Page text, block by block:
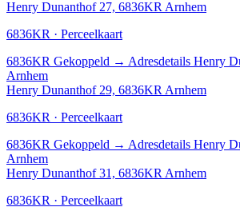
Henry Dunanthof 27, 6836KR Arnhem
6836KR · Perceelkaart
6836KR Gekoppeld → Adresdetails Henry
Arnhem
Henry Dunanthof 29, 6836KR Arnhem
6836KR · Perceelkaart
6836KR Gekoppeld → Adresdetails Henry
Arnhem
Henry Dunanthof 31, 6836KR Arnhem
6836KR · Perceelkaart